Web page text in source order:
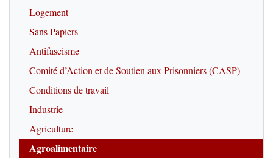
Logement
Sans Papiers
Antifascisme
Comité d’Action et de Soutien aux Prisonniers (CASP)
Conditions de travail
Industrie
Agriculture
Agroalimentaire